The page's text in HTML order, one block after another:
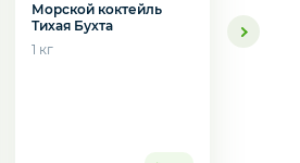
Морской коктейль
Тихая Бухта
1 кг